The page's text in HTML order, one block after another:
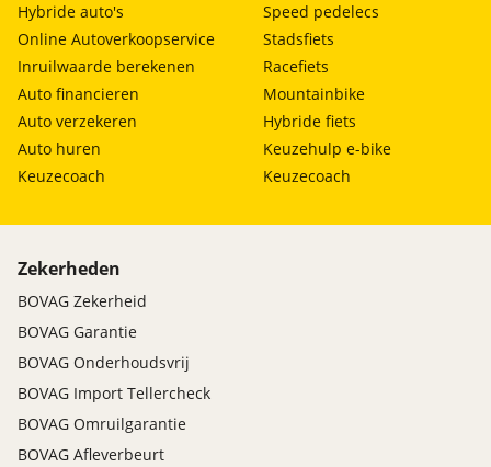
Hybride auto's
Online Autoverkoopservice
Inruilwaarde berekenen
Auto financieren
Auto verzekeren
Auto huren
Keuzecoach
Speed pedelecs
Stadsfiets
Racefiets
Mountainbike
Hybride fiets
Keuzehulp e-bike
Keuzecoach
Zekerheden
BOVAG Zekerheid
BOVAG Garantie
BOVAG Onderhoudsvrij
BOVAG Import Tellercheck
BOVAG Omruilgarantie
BOVAG Afleverbeurt